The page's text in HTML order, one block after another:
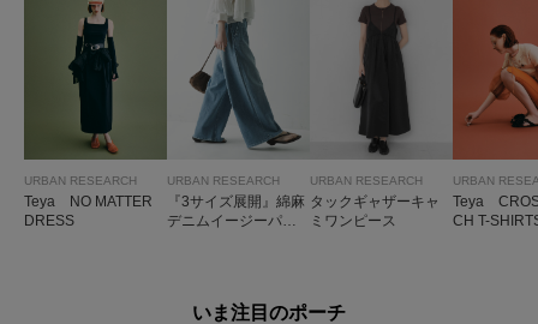
URBAN RESEARCH
Teya NO MATTER
DRESS
URBAN RESEARCH
『3サイズ展開』綿麻
デニムイージーパン
URBAN RESEARCH
タックギャザーキャ
ミワンピース
URBAN
Teya
CH T-
いま注目のポーチ